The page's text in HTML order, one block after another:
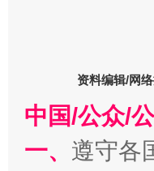
资料编辑/网
中国/公众/
一、 遵守各